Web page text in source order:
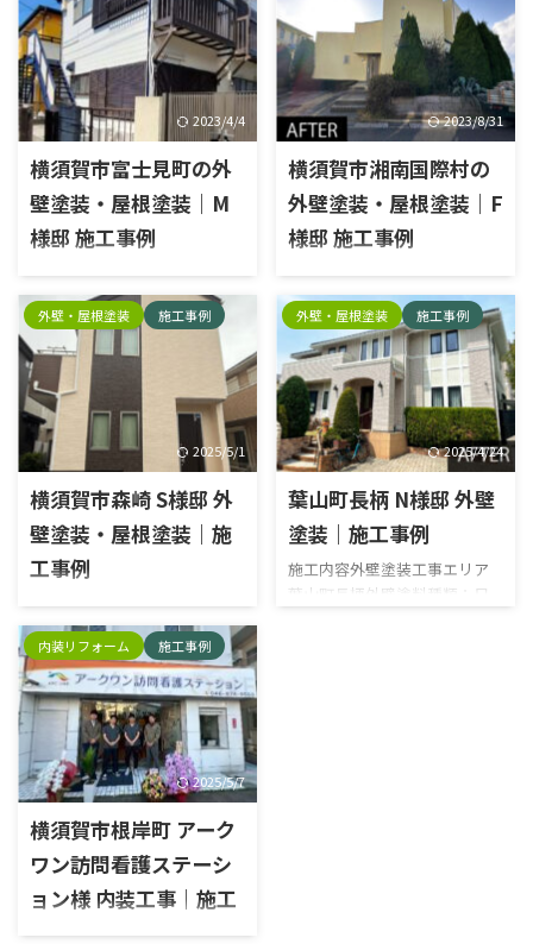
壁塗装・屋根塗装｜M
様邸 施工事例
施工内容外壁塗装工事、屋根
塗装工事、シーリング工事エ
リア横須賀市富士見町物件種
別マンション使用塗料 施工前
外壁施工前 玄関ドア施工前 外
壁施工前 破風施工前 雨樋施工
前 雨戸施工前 施工中 屋根高圧
ン 雨樋上塗り1回目 雨樋上塗
り2回目 ケレン 下塗り 中塗り
上塗り 施工後 屋根 階段目隠し
パネル 玄関ドア 破風 雨樋 雨戸
外壁塗装・屋根塗装｜F
様邸 施工事例
施工内容外壁塗装工事, 屋根塗
装工事, その他工事エリア横須
賀市湘南国際村外壁塗料種
類：ラジカル塗料塗料名：日
本ペイントパーフェクトトップ
屋根塗料種類：ラジカル塗料
塗料名：日本ペイントパーフェ
ッターボックス 水切り ベラン
ダ手すりシーリング施工前 屋
根高圧洗浄前 換気フード板金
工事施工前 施工中 高圧洗浄 下
地補修 タスペーサー 屋根下塗
り 屋根中塗り 屋根上塗り 雨樋
ケレン 雨樋上塗り1回目 雨樋
上塗り2回目 シャッターボック
スケレン シャッ ...
外壁・屋根塗装 施工事例
横須賀市森崎 S様邸 外
壁塗装・屋根塗装｜施
工事例
施工内容外壁塗装工事・屋根
塗装工事エリア横須賀市森崎
外壁塗料種類：日本ペイント
塗料名：パーフェクトトップ,
UVプロテクトクリヤー屋根塗
料種類：日本ペイント塗料
名：パーフェクトベスト 施工
ング撤去 プライマー塗布 充填
ヘラ押さえ シャッターボック
スケレン シャッターボックス
下塗り シャッターボックス中
塗り シャッターボックス上塗
り 補修 補修 タスペーサーー 屋
根下塗り 屋根中塗り 屋根上塗
り 外壁下塗り 外壁中塗り 外壁
上塗り 軒天下塗り ...
外壁・屋根塗装 施工事例
葉山町長柄 N様邸 外壁
塗装｜施工事例
施工内容外壁塗装工事エリア
葉山町長柄外壁塗料種類：日
本ペイント塗料名：パーフェク
トトップ 施工前 施工中 高圧洗
マー塗布 充填 ヘラ押さえ 既存
シーリング撤去 外構下塗り 外
構中塗り 外構上塗り 雨樋ケレ
ン 雨樋上塗り1回目 雨樋上塗
り2回目 破風ケレン 破風下塗
内装リフォーム 施工事例
横須賀市根岸町 アーク
ワン訪問看護ステーシ
ョン様 内装工事｜施工
事例
昌栄からのご提案 このたび、
北久里浜に新しくオープンした
「アークワン訪問看護ステーシ
ョン」の内装工事を担当させ
ていただきました。お客様か
らは「外回りの仕事から事務
所に戻ったとき、従業員がほっ
今はつつじが見ごろ！